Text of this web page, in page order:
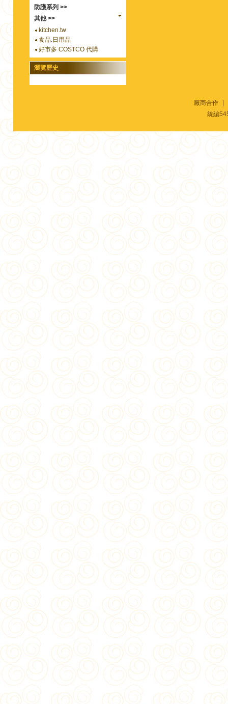
防護系列 >>
其他 >>
kitchen.tw
食品.日用品
好市多 COSTCO 代購
瀏覽歷史
廠商合作
統編